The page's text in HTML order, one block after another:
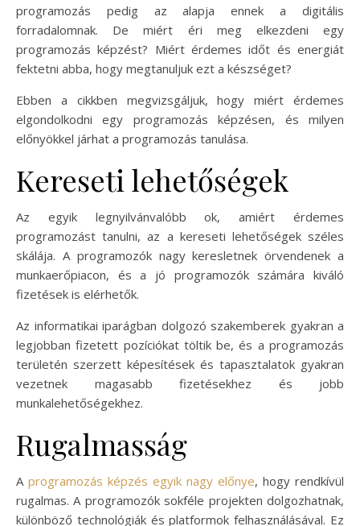
programozás pedig az alapja ennek a digitális
forradalomnak. De miért éri meg elkezdeni egy
programozás képzést? Miért érdemes időt és energiát
fektetni abba, hogy megtanuljuk ezt a készséget?
Ebben a cikkben megvizsgáljuk, hogy miért érdemes
elgondolkodni egy programozás képzésen, és milyen
előnyökkel járhat a programozás tanulása.
Kereseti lehetőségek
Az egyik legnyilvánvalóbb ok, amiért érdemes
programozást tanulni, az a kereseti lehetőségek széles
skálája. A programozók nagy keresletnek örvendenek a
munkaerőpiacon, és a jó programozók számára kiváló
fizetések is elérhetők.
Az informatikai iparágban dolgozó szakemberek gyakran a
legjobban fizetett pozíciókat töltik be, és a programozás
területén szerzett képesítések és tapasztalatok gyakran
vezetnek magasabb fizetésekhez és jobb
munkalehetőségekhez.
Rugalmasság
A programozás képzés egyik nagy előnye, hogy rendkívül
rugalmas. A programozók sokféle projekten dolgozhatnak,
különböző technológiák és platformok felhasználásával. Ez